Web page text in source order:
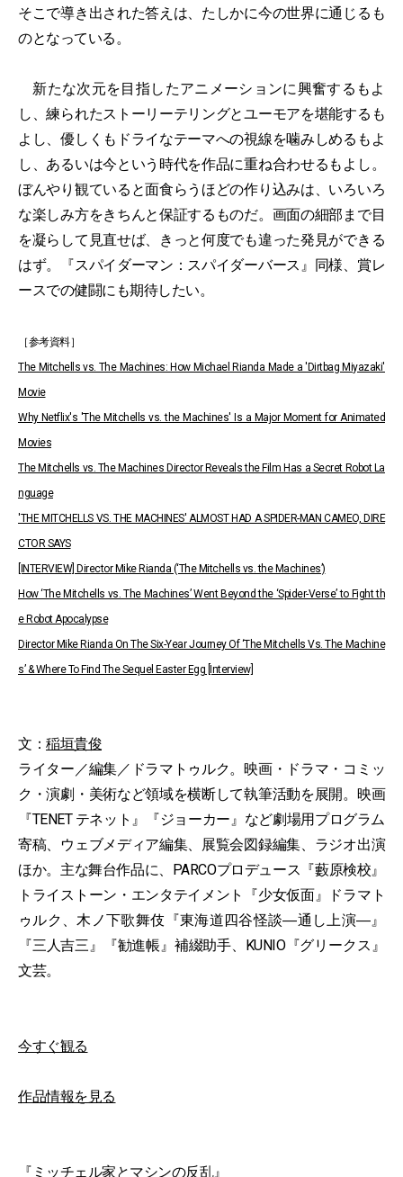
そこで導き出された答えは、たしかに今の世界に通じるも
のとなっている。
新たな次元を目指したアニメーションに興奮するもよ
し、練られたストーリーテリングとユーモアを堪能するも
よし、優しくもドライなテーマへの視線を噛みしめるもよ
し、あるいは今という時代を作品に重ね合わせるもよし。
ぼんやり観ていると面食らうほどの作り込みは、いろいろ
な楽しみ方をきちんと保証するものだ。画面の細部まで目
を凝らして見直せば、きっと何度でも違った発見ができる
はず。『スパイダーマン：スパイダーバース』同様、賞レ
ースでの健闘にも期待したい。
［参考資料］
The Mitchells vs. The Machines: How Michael Rianda Made a 'Dirtbag Miyazaki'
Movie
Why Netflix's 'The Mitchells vs. the Machines' Is a Major Moment for Animated
Movies
The Mitchells vs. The Machines Director Reveals the Film Has a Secret Robot La
nguage
'THE MITCHELLS VS. THE MACHINES' ALMOST HAD A SPIDER-MAN CAMEO, DIRE
CTOR SAYS
[INTERVIEW] Director Mike Rianda (‘The Mitchells vs. the Machines’)
How ‘The Mitchells vs. The Machines’ Went Beyond the ‘Spider-Verse’ to Fight th
e Robot Apocalypse
Director Mike Rianda On The Six-Year Journey Of ‘The Mitchells Vs. The Machine
s’ & Where To Find The Sequel Easter Egg [Interview]
文： 稲垣貴俊
ライター／編集／ドラマトゥルク。映画・ドラマ・コミッ
ク・演劇・美術など領域を横断して執筆活動を展開。映画
『TENET テネット』『ジョーカー』など劇場用プログラム
寄稿、ウェブメディア編集、展覧会図録編集、ラジオ出演
ほか。主な舞台作品に、PARCOプロデュース『藪原検校』
トライストーン・エンタテイメント『少女仮面』ドラマト
ゥルク、木ノ下歌舞伎『東海道四谷怪談―通し上演―』
『三人吉三』『勧進帳』補綴助手、KUNIO『グリークス』
文芸。
今すぐ観る
作品情報を見る
『ミッチェル家とマシンの反乱』